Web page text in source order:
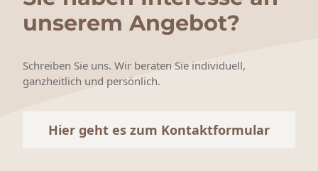
unserem Angebot?
Schreiben Sie uns. Wir beraten Sie individuell,
ganzheitlich und persönlich.
Hier geht es zum Kontaktformular